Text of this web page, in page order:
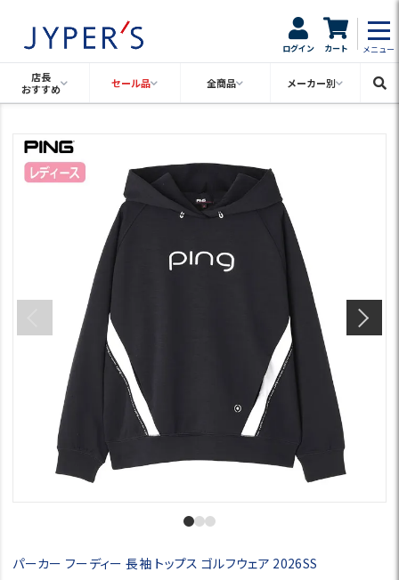
ログイン カート メニュー
店長
おすすめ
セール品 全商品 メーカー別
パーカー フーディー 長袖 トップス ゴルフウェア 2026SS